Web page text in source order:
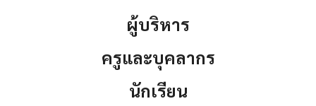
ผู้บริหาร
ครูและบุคลากร
นักเรียน